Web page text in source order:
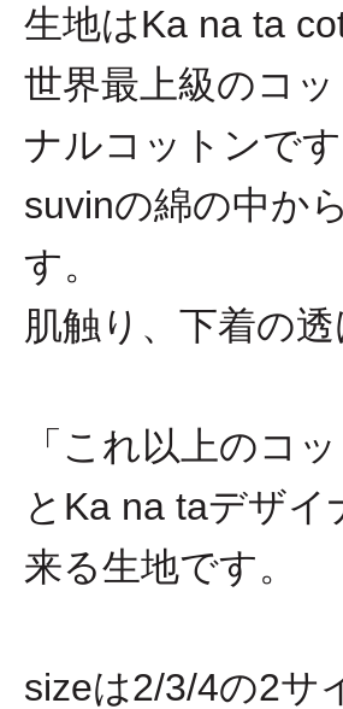
生地はKa na ta
世界最上級のコ
ナルコットンです
suvinの綿の中か
す。
肌触り、下着の
「これ以上のコ
とKa na taデザ
来る生地です。
sizeは2/3/4の2サ